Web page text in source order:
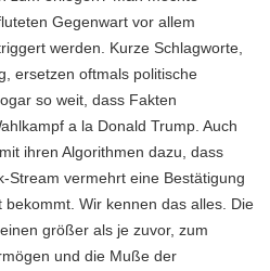
Gegenwart vor allem
werden. Kurze Schlagworte,
ersetzen oftmals politische
so weit, dass Fakten
a la Donald Trump. Auch
ihren Algorithmen dazu, dass
Stream vermehrt eine Bestätigung
Wir kennen das alles. Die
größer als je zuvor, zum
und die Muße der